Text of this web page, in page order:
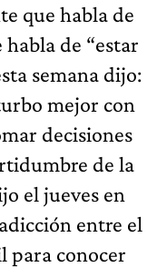
que habla de
de “estar
semana dijo:
mejor con
decisiones
de la
el jueves en
entre el
para conocer